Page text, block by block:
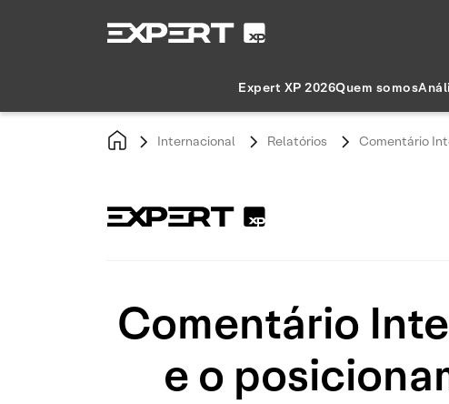
Expert XP 2026Quem somos
Internacional Relatórios Comentário
Comentário
e o